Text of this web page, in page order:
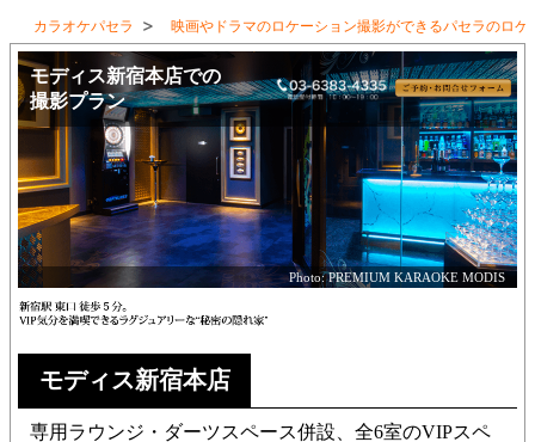
カラオケパセラ 映画やドラマのロケーション撮影ができるパセラのロケ
モディス新宿本店での
撮影プラン
Photo: PREMIUM KARAOKE MODIS
モディス新宿本店
専用ラウンジ・ダーツスペース併設、全6室のVIPスペ